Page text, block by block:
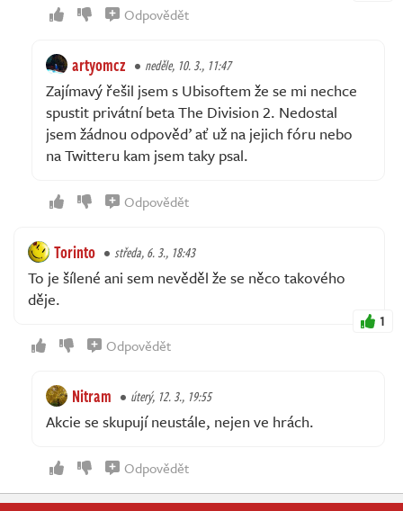
Odpovědět
artyomcz neděle, 10. 3., 11:47
Zajímavý řešil jsem s Ubisoftem že se mi nechce
spustit privátní beta The Division 2. Nedostal
jsem žádnou odpověď ať už na jejich fóru nebo
na Twitteru kam jsem taky psal.
Odpovědět
Torinto středa, 6. 3., 18:43
To je šílené ani sem nevěděl že se něco takového
děje.
1
Odpovědět
Nitram úterý, 12. 3., 19:55
Akcie se skupují neustále, nejen ve hrách.
Odpovědět